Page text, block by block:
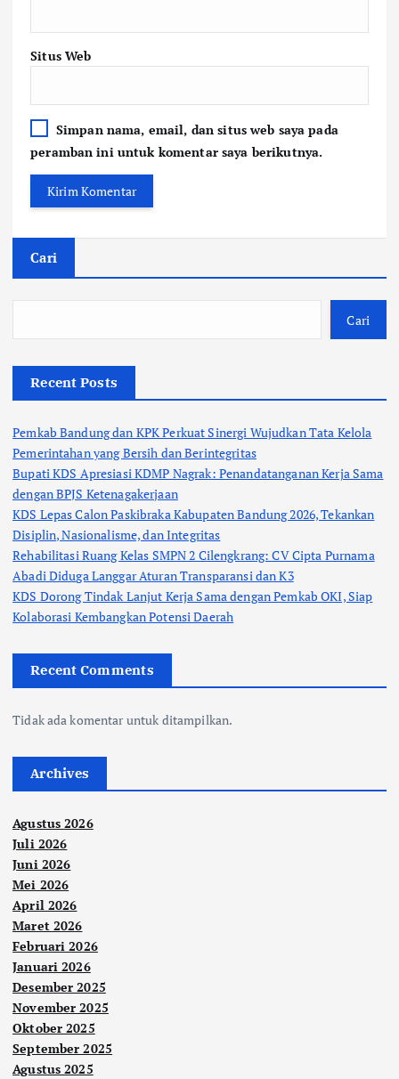
Situs Web
Simpan nama, email, dan situs web saya pada
peramban ini untuk komentar saya berikutnya.
Cari
Cari
Recent Posts
Pemkab Bandung dan KPK Perkuat Sinergi Wujudkan Tata Kelola
Pemerintahan yang Bersih dan Berintegritas
Bupati KDS Apresiasi KDMP Nagrak: Penandatanganan Kerja Sama
dengan BPJS Ketenagakerjaan
KDS Lepas Calon Paskibraka Kabupaten Bandung 2026, Tekankan
Disiplin, Nasionalisme, dan Integritas
Rehabilitasi Ruang Kelas SMPN 2 Cilengkrang: CV Cipta Purnama
Abadi Diduga Langgar Aturan Transparansi dan K3
KDS Dorong Tindak Lanjut Kerja Sama dengan Pemkab OKI, Siap
Kolaborasi Kembangkan Potensi Daerah
Recent Comments
Tidak ada komentar untuk ditampilkan.
Archives
Agustus 2026
Juli 2026
Juni 2026
Mei 2026
April 2026
Maret 2026
Februari 2026
Januari 2026
Desember 2025
November 2025
Oktober 2025
September 2025
Agustus 2025